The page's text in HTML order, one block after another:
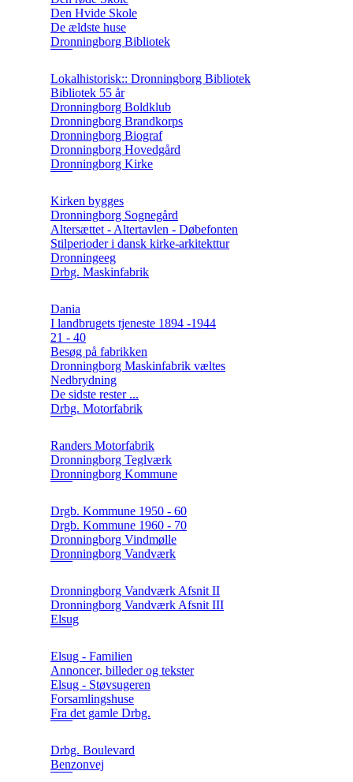
Den Hvide Skole
De ældste huse
Dronningborg Bibliotek
Lokalhistorisk:: Dronningborg Bibliotek
Bibliotek 55 år
Dronningborg Boldklub
Dronningborg Brandkorps
Dronningborg Biograf
Dronningborg Hovedgård
Dronningborg Kirke
Kirken bygges
Dronningborg Sognegård
Altersættet - Altertavlen - Døbefonten
Stilperioder i dansk kirke-arkitekttur
Dronningeeg
Drbg. Maskinfabrik
Dania
I landbrugets tjeneste 1894 -1944
21 - 40
Besøg på fabrikken
Dronningborg Maskinfabrik væltes
Nedbrydning
De sidste rester ...
Drbg. Motorfabrik
Randers Motorfabrik
Dronningborg Teglværk
Dronningborg Kommune
Drgb. Kommune 1950 - 60
Drgb. Kommune 1960 - 70
Dronningborg Vindmølle
Dronningborg Vandværk
Dronningborg Vandværk Afsnit II
Dronningborg Vandværk Afsnit III
Elsug
Elsug - Familien
Annoncer, billeder og tekster
Elsug - Støvsugeren
Forsamlingshuse
Fra det gamle Drbg.
Drbg. Boulevard
Benzonvej